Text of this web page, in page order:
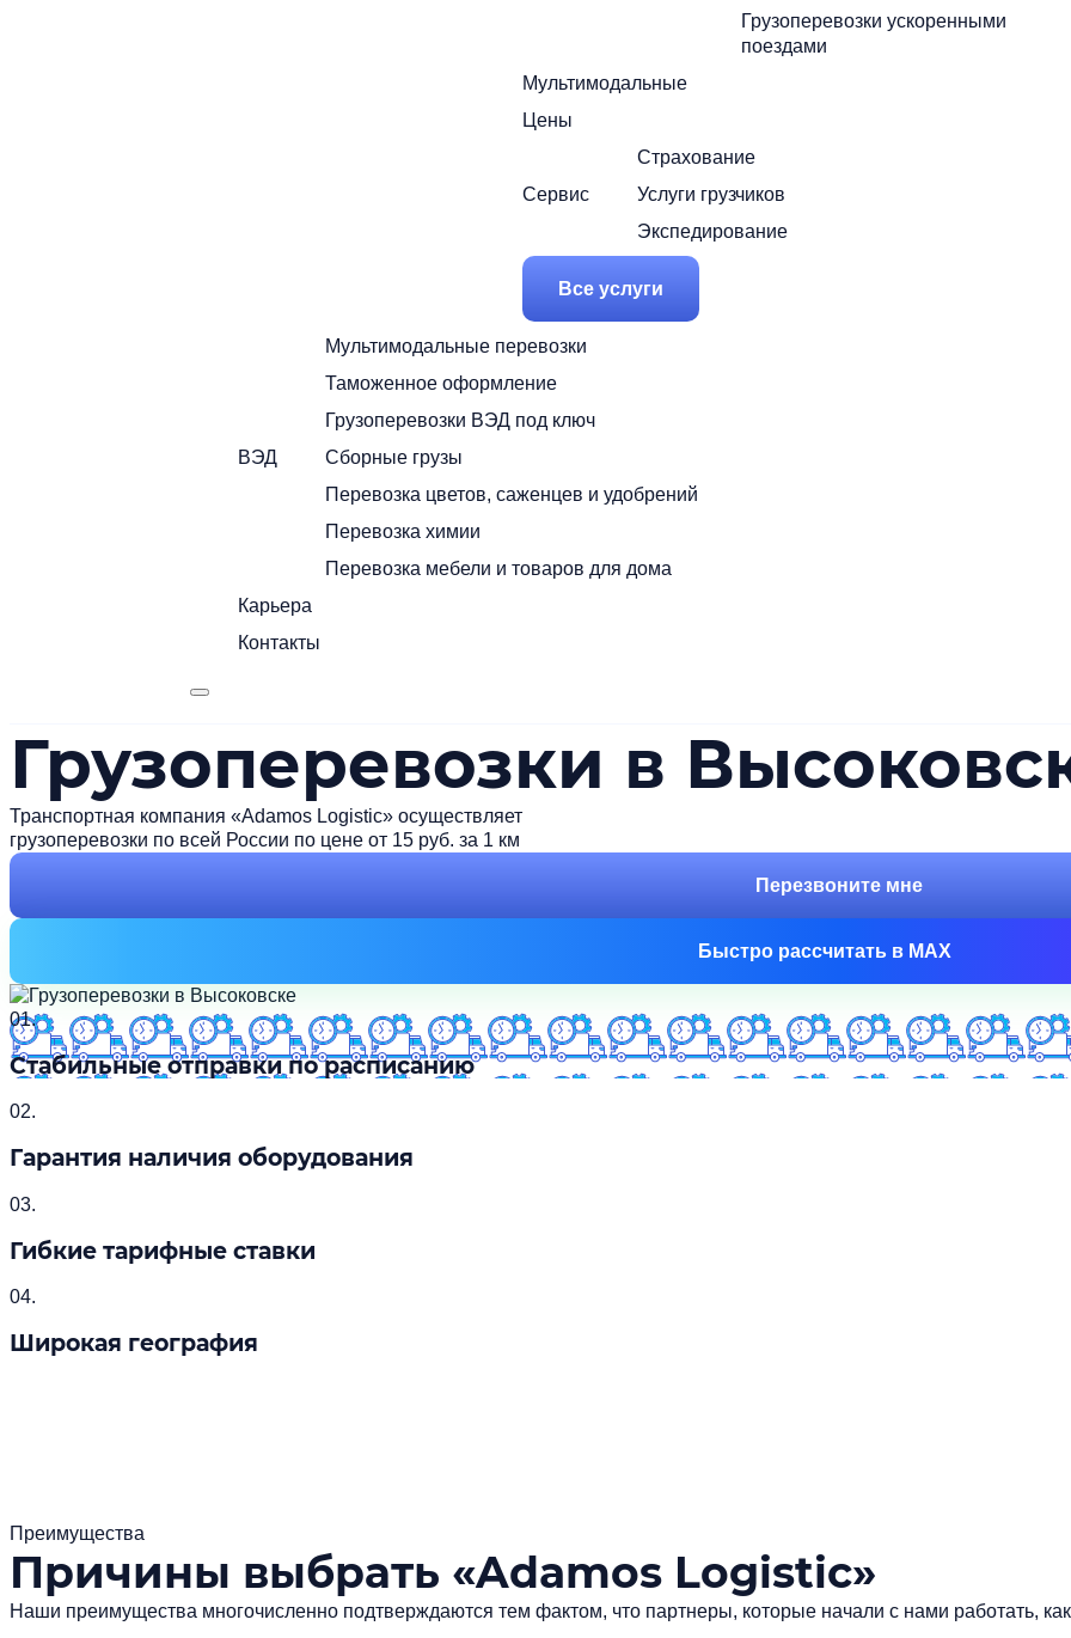
Грузоперевозки ускоренными
поездами
Мультимодальные
Цены
Сервис
Страхование
Услуги грузчиков
Экспедирование
Все услуги
ВЭД
Мультимодальные перевозки
Таможенное оформление
Грузоперевозки ВЭД под ключ
Сборные грузы
Перевозка цветов, саженцев и удобрений
Перевозка химии
Перевозка мебели и товаров для дома
Карьера
Контакты
Грузоперевозки в
Транспортная компания «Adamos Logistic» осуществляет
грузоперевозки по всей России по цене от 15 руб. за 1 км
Перезвоните мне
Быстро рассчитать в MAX
01.
Стабильные отправки по расписанию
02.
Гарантия наличия оборудования
03.
Гибкие тарифные ставки
04.
Широкая география
Преимущества
Причины выбрать «Adamos Logistic»
Наши преимущества многочисленно подтверждаются тем фактом, что партнеры, которые начали с нами работать,